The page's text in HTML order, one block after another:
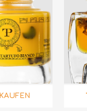
KAUFEN